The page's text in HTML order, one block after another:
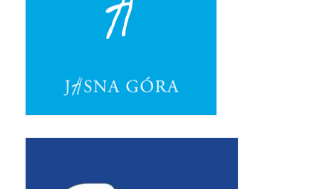
Narodowy Dzień Pamięci “Żołnierzy
Wyklętych” 2018
Remont plebanii 2017
Imieniny kapłana